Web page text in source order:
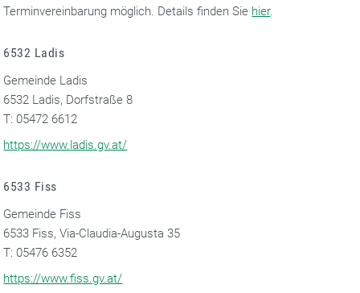
Terminvereinbarung möglich. Details finden Sie hier.
6532 Ladis
Gemeinde Ladis
6532 Ladis, Dorfstraße 8
T: 05472 6612
https://www.ladis.gv.at/
6533 Fiss
Gemeinde Fiss
6533 Fiss, Via-Claudia-Augusta 35
T: 05476 6352
https://www.fiss.gv.at/